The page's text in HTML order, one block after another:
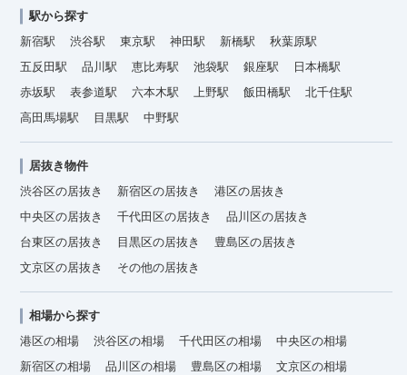
駅から探す
新宿駅
渋谷駅 東京駅 神田駅 新橋駅
秋葉原駅
五反田駅
品川駅 恵比寿駅 池袋駅 銀座駅
日本橋駅
赤坂駅
表参道駅 六本木駅 上野駅 飯田橋駅
北千住駅
高田馬場駅
目黒駅 中野駅
居抜き物件
渋谷区の居抜き
新宿区の居抜き
港区の居抜き
中央区の居抜き
千代田区の居抜き
品川区の居抜き
台東区の居抜き
目黒区の居抜き
豊島区の居抜き
文京区の居抜き
その他の居抜き
相場から探す
港区の相場
渋谷区の相場 千代田区の相場
中央区の相場
新宿区の相場
品川区の相場 豊島区の相場
文京区の相場